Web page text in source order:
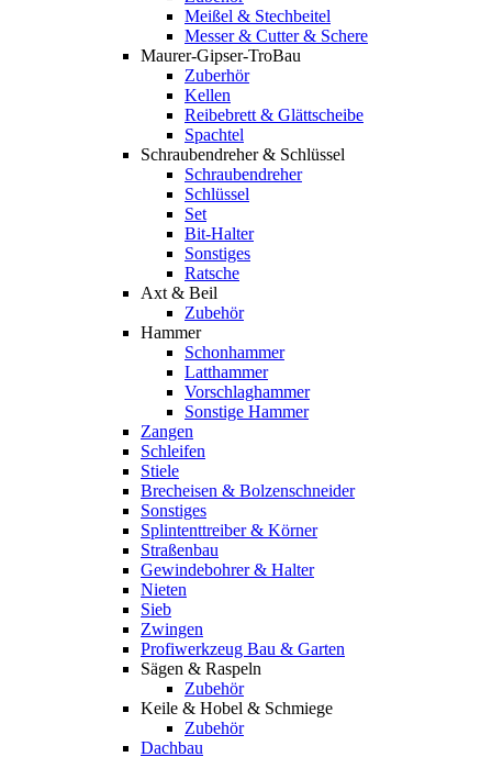
Meißel & Stechbeitel
Messer & Cutter & Schere
Maurer-Gipser-TroBau
Zuberhör
Kellen
Reibebrett & Glättscheibe
Spachtel
Schraubendreher & Schlüssel
Schraubendreher
Schlüssel
Set
Bit-Halter
Sonstiges
Ratsche
Axt & Beil
Zubehör
Hammer
Schonhammer
Latthammer
Vorschlaghammer
Sonstige Hammer
Zangen
Schleifen
Stiele
Brecheisen & Bolzenschneider
Sonstiges
Splintenttreiber & Körner
Straßenbau
Gewindebohrer & Halter
Nieten
Sieb
Zwingen
Profiwerkzeug Bau & Garten
Sägen & Raspeln
Zubehör
Keile & Hobel & Schmiege
Zubehör
Dachbau